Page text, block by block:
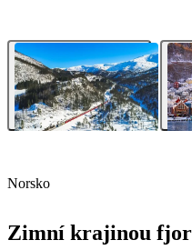
Norsko
Zimní krajinou